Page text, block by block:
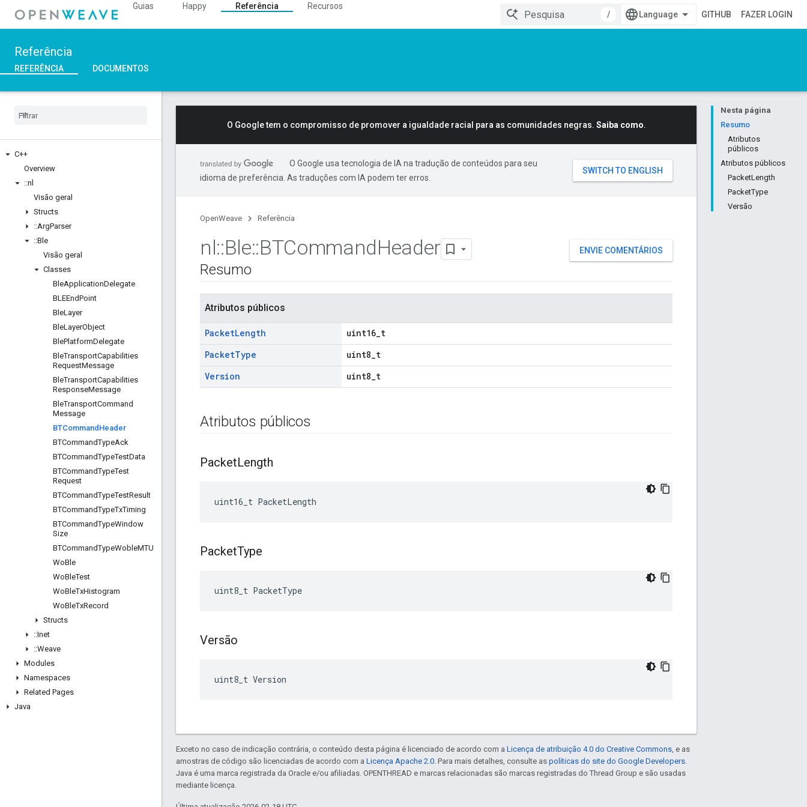
Guias Happy Referência
Recursos
/
GITHUB FAZER LOGIN
Referência
REFERÊNCIA DOCUMENTOS
C++
Overview
::nl
Visão geral
Structs
::ArgParser
::Ble
Visão geral
Classes
BleApplicationDelegate
BLEEndPoint
BleLayer
BleLayerObject
BlePlatformDelegate
BleTransportCapabilities
RequestMessage
BleTransportCapabilities
ResponseMessage
BleTransportCommand
Message
BTCommand Header
BTCommandTypeAck
BTCommandTypeTestData
BTCommandTypeTest
Request
BTCommandTypeTestResult
BTCommandTypeTxTiming
BTCommandTypeWindow
Size
BTCommandTypeWobleMTU
WoBle
WoBleTest
WoBleTxHistogram
WoBleTxRecord
Structs
::Inet
::Weave
Modules
Namespaces
Related Pages
Java
Nesta página
Resumo
Atributos
públicos
Atributos públicos
PacketLength
PacketType
Versão
O Google tem o compromisso de promover a igualdade racial para as comunidades negras. Saiba como.
O Google usa tecnologia de IA na tradução de conteúdos para seu
idioma de preferência. As traduções com IA podem ter erros.
OpenWeave Referência
ENVIE COMENTÁRIOS
nl::Ble::BTCommandHeader
Resumo
Atributos públicos
PacketLength
uint16_t
PacketType
uint8_t
Version
uint8_t
Atributos públicos
PacketLength
uint16_t PacketLength
PacketType
uint8_t PacketType
Versão
uint8_t Version
Exceto no caso de indicação contrária, o conteúdo desta página é licenciado de acordo com a Licença de atribuição 4.0 do Creative Commons, e as
amostras de código são licenciadas de acordo com a Licença Apache 2.0. Para mais detalhes, consulte as políticas do site do Google Developers.
Java é uma marca registrada da Oracle e/ou afiliadas. OPENTHREAD e marcas relacionadas são marcas registradas do Thread Group e são usadas
mediante licença.